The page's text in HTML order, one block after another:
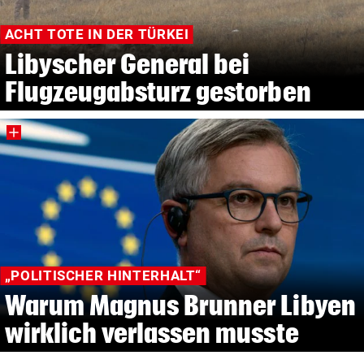
ACHT TOTE IN DER TÜRKEI
Libyscher General bei
Flugzeugabsturz gestorben
„POLITISCHER HINTERHALT“
Warum Magnus Brunner Libyen
wirklich verlassen musste